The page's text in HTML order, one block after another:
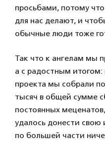
просьбами, потому
для нас делают, и
обычные люди тоже
Так что к ангелам мы
а с радостным итогом:
проекта мы собрали
тысяч в общей сумме
постоянных
удалось донести
по большей части